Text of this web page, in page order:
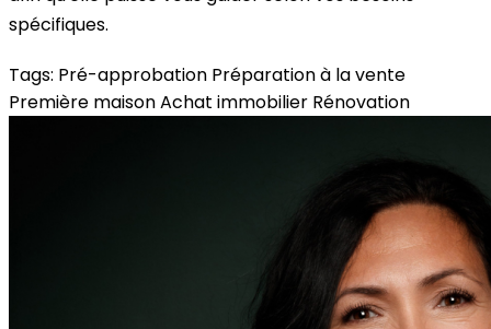
spécifiques.
Tags: Pré-approbation Préparation à la vente
Première maisonAchat immobilier Rénovation